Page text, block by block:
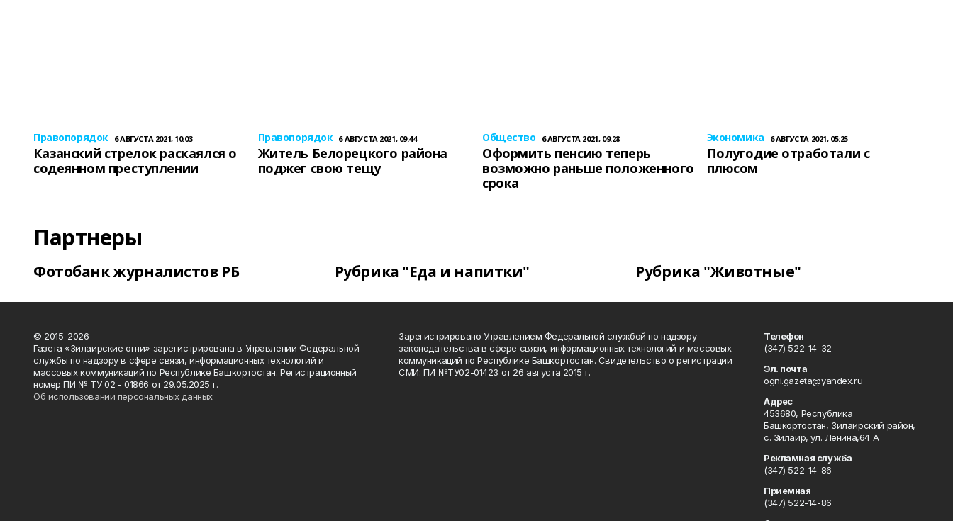
Правопорядок 6 АВГУСТА 2021, 10:03
Казанский стрелок раскаялся о
содеянном преступлении
Правопорядок 6 АВГУСТА 2021, 09:44
Житель Белорецкого района
поджег свою тещу
Общество 6 АВГУСТА 2021, 09:28
Оформить пенсию теперь
возможно раньше положенного
срока
Экономика 6 АВГУСТА 2021, 05:25
Полугодие отработали с
плюсом
Партнеры
Фотобанк журналистов РБ Рубрика "Еда и напитки" Рубрика "Животные"
© 2015-2026
Газета «Зилаирские огни» зарегистрирована в Управлении Федеральной
службы по надзору в сфере связи, информационных технологий и
массовых коммуникаций по Республике Башкортостан. Регистрационный
номер ПИ № ТУ 02 - 01866 от 29.05.2025 г.
Об использовании персональных данных
Зарегистрировано Управлением Федеральной службой по надзору
законодательства в сфере связи, информационных технологий и массовых
коммуникаций по Республике Башкортостан. Свидетельство о регистрации
СМИ: ПИ №ТУ02-01423 от 26 августа 2015 г.
Телефон
(347) 522-14-32
Эл. почта
ogni.gazeta@yandex.ru
Адрес
453680, Республика
Башкортостан, Зилаирский район,
с. Зилаир, ул. Ленина,64 А
Рекламная служба
(347) 522-14-86
Приемная
(347) 522-14-86